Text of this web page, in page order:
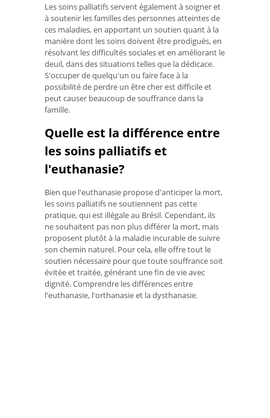
Les soins palliatifs servent également à soigner et
à soutenir les familles des personnes atteintes de
ces maladies, en apportant un soutien quant à la
manière dont les soins doivent être prodigués, en
résolvant les difficultés sociales et en améliorant le
deuil, dans des situations telles que la dédicace.
S'occuper de quelqu'un ou faire face à la
possibilité de perdre un être cher est difficile et
peut causer beaucoup de souffrance dans la
famille.
Quelle est la différence entre
les soins palliatifs et
l'euthanasie?
Bien que l'euthanasie propose d'anticiper la mort,
les soins palliatifs ne soutiennent pas cette
pratique, qui est illégale au Brésil. Cependant, ils
ne souhaitent pas non plus différer la mort, mais
proposent plutôt à la maladie incurable de suivre
son chemin naturel. Pour cela, elle offre tout le
soutien nécessaire pour que toute souffrance soit
évitée et traitée, générant une fin de vie avec
dignité. Comprendre les différences entre
l'euthanasie, l'orthanasie et la dysthanasie.